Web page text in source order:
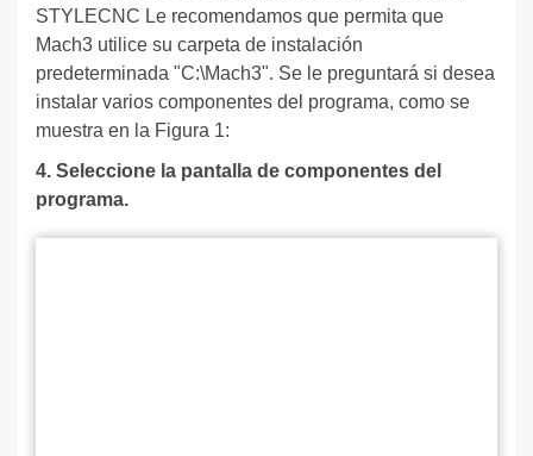
STYLECNC Le recomendamos que permita que
Mach3 utilice su carpeta de instalación
predeterminada "C:\Mach3". Se le preguntará si desea
instalar varios componentes del programa, como se
muestra en la Figura 1:
4. Seleccione la pantalla de componentes del
programa.